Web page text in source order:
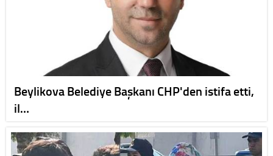
Beylikova Belediye Başkanı CHP'den istifa etti,
il…